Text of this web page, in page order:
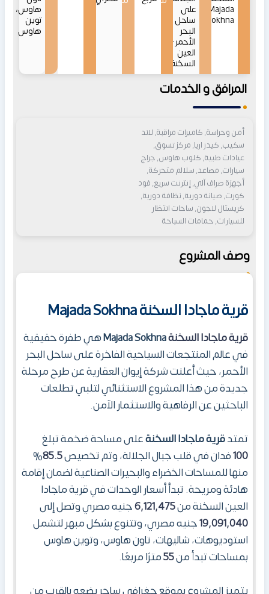
Majada
Sokhna
على
ساحل
البحر
الأحمر-
العين
السخنة
هاوس،
توين
هاوس
المرافق و الخدمات
أمن وحراسة, كاميرات مراقبة, لاند
سكيب, كيدز اريا, مركز تسوق,
عيادات طبية, كلوب هاوس, جراج
سيارات, مصاعد, سلالم متحركة,
أجهزة صراف آلي, إنترنت سريع, فود
كورت, صيانة دورية, نظافة دورية,
كريستال لاجون, ساحات انتظار
للسيارات, حمامات السباحة
وصف المشروع
قرية ماجادا السخنة Majada Sokhna
قرية ماجادا السخنةMajada Sokhnaهي طفرة حقيقية
في عالم المنتجعات السياحية الفاخرة على ساحل البحر
الأحمر، حيث أعلنت شركة إيوان العقارية عن طرح مرحلة
جديدة من هذا المشروع الاستثنائي لتلبي تطلعات
الباحثين عن الرفاهية والاستثمار الآمن.
تمتدقرية ماجادا السخنةعلى مساحة ضخمة تبلغ
100فدان في قلب جبال الجلالة، وتم تخصيص85.5
%
منها للمساحات الخضراء والبحيرات الصناعية لضمان إقامة
هادئة ومريحة. تبدأ أسعار الوحدات في قرية ماجادا
العين السخنة من6,121,475جنيه مصري وتصل إلى
19,091,040جنيه مصري، وتتنوع بشكل مبهر لتشمل
استوديوهات، شاليهات، تاون هاوس، وتوين هاوس
بمساحات تبدأ من55مترًا مربعًا.